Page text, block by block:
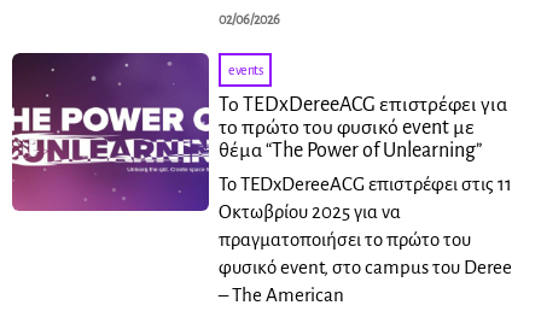
02/06/2026
events
Το TEDxDereeACG επιστρέφει για
το πρώτο του φυσικό event με
θέμα “The Power of Unlearning”
Το TEDxDereeACG επιστρέφει στις 11
Οκτωβρίου 2025 για να
πραγματοποιήσει το πρώτο του
φυσικό event, στο campus του Deree
– The American